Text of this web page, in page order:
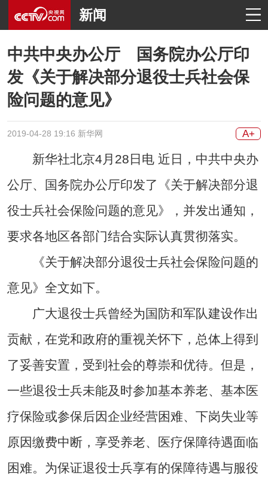
新闻
中共中央办公厅 国务院办公厅印
发《关于解决部分退役士兵社会保
险问题的意见》
2019-04-28 19:16 新华网 A+
新华社北京4月28日电 近日，中共中央办
公厅、国务院办公厅印发了《关于解决部分退
役士兵社会保险问题的意见》，并发出通知，
要求各地区各部门结合实际认真贯彻落实。
《关于解决部分退役士兵社会保险问题的
意见》全文如下。
广大退役士兵曾经为国防和军队建设作出
贡献，在党和政府的重视关怀下，总体上得到
了妥善安置，受到社会的尊崇和优待。但是，
一些退役士兵未能及时参加基本养老、基本医
疗保险或参保后因企业经营困难、下岗失业等
原因缴费中断，享受养老、医疗保障待遇面临
困难。为保证退役士兵享有的保障待遇与服役